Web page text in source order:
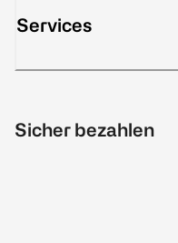
Services
Sicher bezahlen